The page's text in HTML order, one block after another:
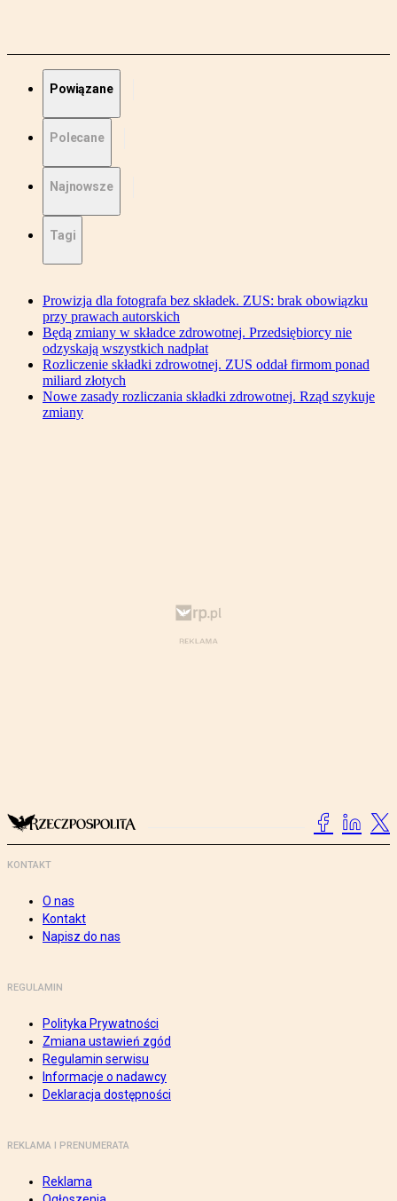
Powiązane
Polecane
Najnowsze
Tagi
Prowizja dla fotografa bez składek. ZUS: brak obowiązku
przy prawach autorskich
Będą zmiany w składce zdrowotnej. Przedsiębiorcy nie
odzyskają wszystkich nadpłat
Rozliczenie składki zdrowotnej. ZUS oddał firmom ponad
miliard złotych
Nowe zasady rozliczania składki zdrowotnej. Rząd szykuje
zmiany
KONTAKT
O nas
Kontakt
Napisz do nas
REGULAMIN
Polityka Prywatności
Zmiana ustawień zgód
Regulamin serwisu
Informacje o nadawcy
Deklaracja dostępności
REKLAMA I PRENUMERATA
Reklama